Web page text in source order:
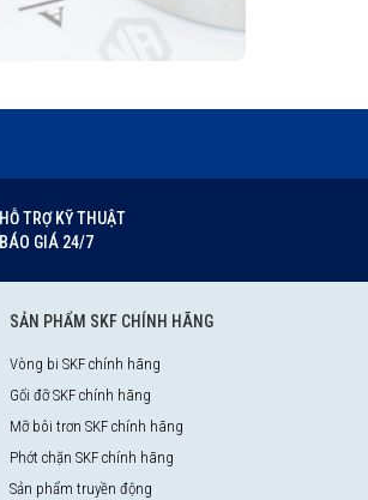
HỖ TRỢ KỸ THUẬT
BÁO GIÁ 24/7
SẢN PHẨM SKF CHÍNH HÃNG
Vòng bi SKF chính hãng
Gối đỡ SKF chính hãng
Mỡ bôi trơn SKF chính hãng
Phớt chặn SKF chính hãng
Sản phẩm truyền động